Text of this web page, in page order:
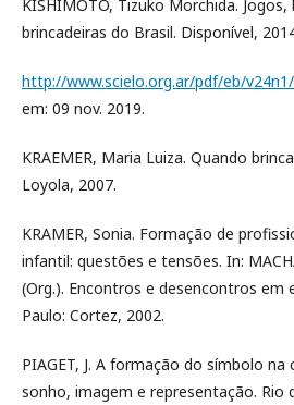
KISHIMOTO, Tizuko Morchida. Jogos,
brincadeiras do Brasil. Disponível,
http://www.scielo.org.ar/pdf/eb/
em: 09 nov. 2019.
KRAEMER, Maria Luiza. Quando
Loyola, 2007.
KRAMER, Sonia. Formação de
infantil: questões e tensões. In:
(Org.). Encontros e desencontros em
Paulo: Cortez, 2002.
PIAGET, J. A formação do símbolo
sonho, imagem e representação. Rio